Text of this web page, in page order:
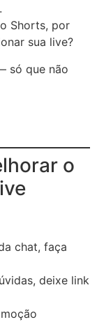
.
Shorts, por
sua live?
só que não
o
chat, faça
deixe link